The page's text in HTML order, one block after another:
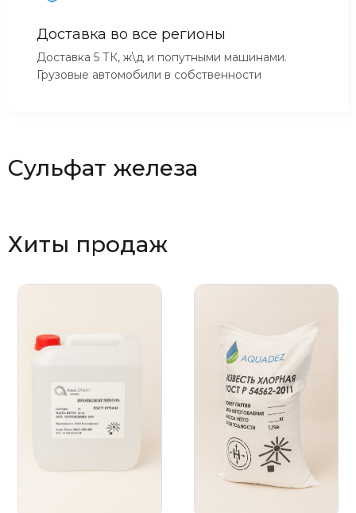
Доставка во все регионы
Доставка 5 ТК, ж\д и попутными машинами.
Грузовые автомобили в собственности
Сульфат железа
Хиты продаж